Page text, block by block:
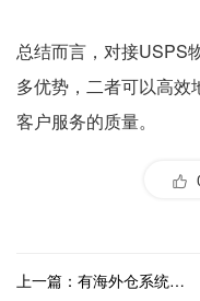
总结而言，对接USPS
多优势，二者可以高效
客户服务的质量。
上一篇：有海外仓系统可以对接UPS物流吗？